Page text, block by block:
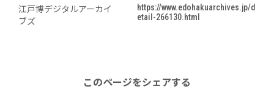
江戸博デジタルアーカイ
ブズ
https://www.edohakuarchives.jp/d
etail-266130.html
このページをシェアする